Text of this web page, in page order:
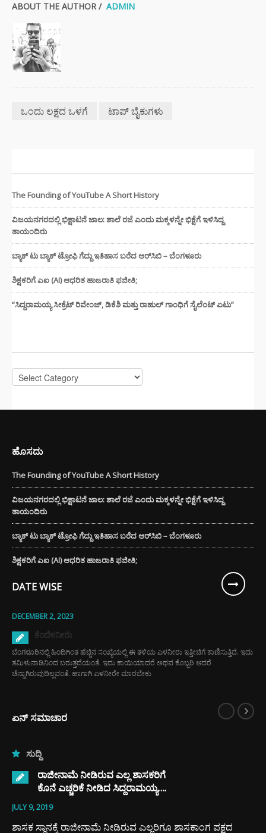
ABOUT THE AUTHOR / ADMIN
ಒಂದು ಲಕ್ಷದ ಒಳಗೆ ಟಾಪ್ ಬೈಕುಗಳು
The Founding of YouTube A Short History
ವಿಜಯನಗರದಲ್ಲಿ ಭಿಕ್ಷಾಟನೆ ಜಾಲ: ಶಾಲೆ ರಜೆ ಎಂದು ಮಕ್ಕಳನ್ನೇ ಭಿಕ್ಷೆಗೆ ಇಳಿಸಿದ್ದ
ತಾಯಂದಿರು
ಬ್ಯಾಕ್ ಟು ಬ್ಯಾಕ್ ಟ್ರೋಫಿ ಗೆದ್ದು ಇತಿಹಾಸ ಬರೆದ ಆರ್‌ಸಿಬಿ – ಬೆಂಗಳೂರು
ಶಿಕ್ಷಕರಿಗೆ ಎಐ (AI) ಆಧರಿತ ಹಾಜರಾತಿ ಫಜೀತಿ;
“ಸಿದ್ದರಾಮಯ್ಯ ಸೀಕ್ರೆಟ್ ರಿವೇಂಜ್‌, ಡಿಕೆಶಿ ಮತ್ತು ರಾಹುಲ್‌ ಗಾಂಧಿಗೆ ಸೈಲೆಂಟ್ ಏಟು”
Categories
ಹೊಸದು
The Founding of YouTube A Short History
ವಿಜಯನಗರದಲ್ಲಿ ಭಿಕ್ಷಾಟನೆ ಜಾಲ: ಶಾಲೆ ರಜೆ ಎಂದು ಮಕ್ಕಳನ್ನೇ ಭಿಕ್ಷೆಗೆ ಇಳಿಸಿದ್ದ
ತಾಯಂದಿರು
ಬ್ಯಾಕ್ ಟು ಬ್ಯಾಕ್ ಟ್ರೋಫಿ ಗೆದ್ದು ಇತಿಹಾಸ ಬರೆದ ಆರ್‌ಸಿಬಿ – ಬೆಂಗಳೂರು
ಶಿಕ್ಷಕರಿಗೆ ಎಐ (AI) ಆಧರಿತ ಹಾಜರಾತಿ ಫಜೀತಿ;
DATE WISE
DECEMBER 2, 2023
ಕೆಂದೆಳನೀರು
ಬೆಂಗಳೂರಿನಲ್ಲಿ ಹಿಂದಿಗಿಂತ ಹೆಚ್ಚಿನ ಸಂಖ್ಯೆಯಲ್ಲಿ ಈ ತಳಿಯ ಎಳನೀರು ಇತ್ತೀಚಿಗೆ ಕಾಣಿಸುತ್ತಿದೆ. ಇದು
ತಮಿಳುನಾಡಿನಿಂದ ಬರುತ್ತದೆಯಂತೆ. ಇದು ಕಾಯಿಯಾದರೆ ಅಥವ ಕೊಬ್ಬರಿ ಆದರೆ
ಚೆನ್ನಾಗಿರುವುದಿಲ್ಲವಂತೆ. ಹಾಗಾಗಿ ಎಳನೀರೇ ಮಾರಬೇಕು
ಏನ್ ಸಮಾಚಾರ
ಸುದ್ದಿ
ರಾಜೀನಾಮೆ ನೀಡಿರುವ ಎಲ್ಲ ಶಾಸಕರಿಗೆ
ಕೊನೆ ಎಚ್ಚರಿಕೆ ನೀಡಿದ ಸಿದ್ದರಾಮಯ್ಯ….
JULY 9, 2019
ಶಾಸಕ ಸ್ಥಾನಕ್ಕೆ ರಾಜೀನಾಮೆ ನೀಡಿರುವ ಎಲ್ಲರಿಗೂ ಶಾಸಕಾಂಗ ಪಕ್ಷದ